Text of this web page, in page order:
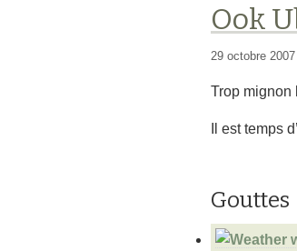
Ook
29 octobre 2007
Trop mignon
Il est temps
Gouttes